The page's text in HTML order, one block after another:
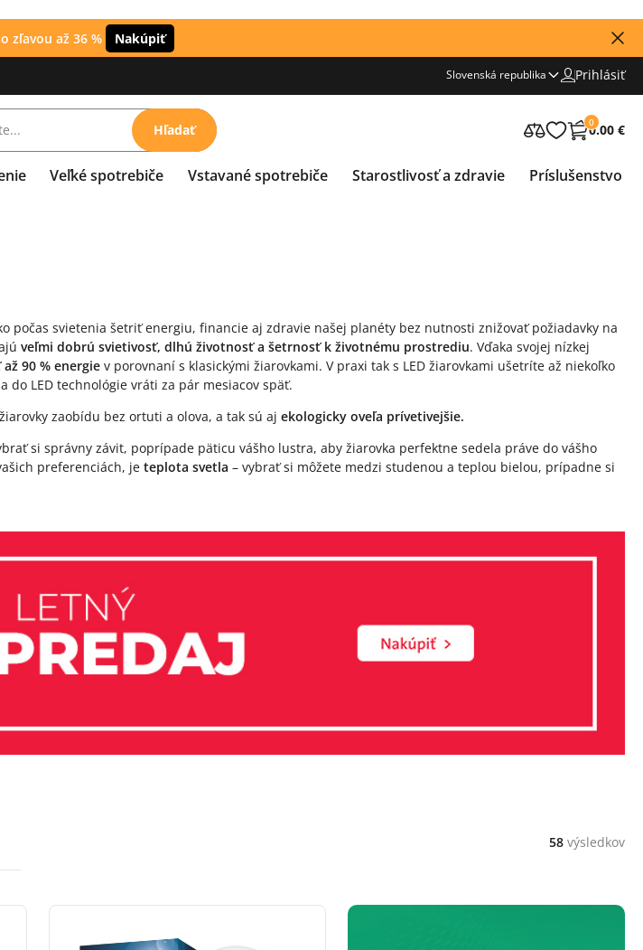
zľavou až 36 %
Nakúpiť
Slovenská republika Prihlásiť
Hľadať 0
0.00 €
Veľké spotrebiče Vstavané spotrebiče Starostlivosť a zdravie Príslušenstvo
počas svietenia šetriť energiu, financie aj zdravie našej planéty bez nutnosti znižovať požiadavky na
veľmi dobrú svietivosť, dlhú životnosť a šetrnosť k životnému prostrediu. Vďaka svojej nízkej
90 % energie v porovnaní s klasickými žiarovkami. V praxi tak s LED žiarovkami ušetríte až niekoľko
do LED technológie vráti za pár mesiacov späť.
zaobídu bez ortuti a olova, a tak sú aj ekologicky oveľa prívetivejšie.
si správny závit, poprípade päticu vášho lustra, aby žiarovka perfektne sedela práve do vášho
preferenciách, je teplota svetla – vybrať si môžete medzi studenou a teplou bielou, prípadne si
58 výsledkov